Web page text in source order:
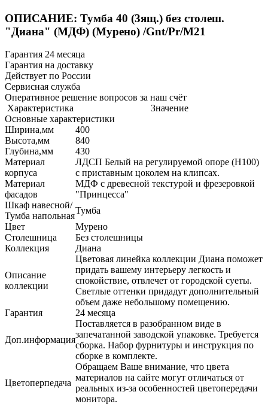
ОПИСАНИЕ: Тумба 40 (3ящ.) без столеш.
"Диана" (МДФ) (Мурено) /Gnt/Pr/М21
Гарантия 24 месяца
Гарантия на доставку
Действует по России
Сервисная служба
Оперативное решение вопросов за наш счёт
Характеристика
Значение
Основные характеристики
Ширина,мм
400
Высота,мм
840
Глубина,мм
430
Материал
корпуса
ЛДСП Белый на регулируемой опоре (H100)
с приставным цоколем на клипсах.
Материал
фасадов
МДФ с древесной текстурой и фрезеровкой
"Принцесса"
Шкаф навесной/
Тумба напольная
Тумба
Цвет
Мурено
Столешница
Без столешницы
Коллекция
Диана
Описание
коллекции
Цветовая линейка коллекции Диана поможет
придать вашему интерьеру легкость и
спокойствие, отвлечет от городской суеты.
Светлые оттенки придадут дополнительный
объем даже небольшому помещению.
Гарантия
24 месяца
Доп.информация
Поставляется в разобранном виде в
запечатанной заводской упаковке. Требуется
сборка. Набор фурнитуры и инструкция по
сборке в комплекте.
Цветоперпедача
Обращаем Ваше внимание, что цвета
материалов на сайте могут отличаться от
реальных из-за особенностей цветопередачи
монитора.